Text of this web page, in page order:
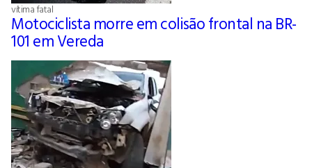
vítima fatal
Motociclista morre em colisão frontal na BR-
101 em Vereda